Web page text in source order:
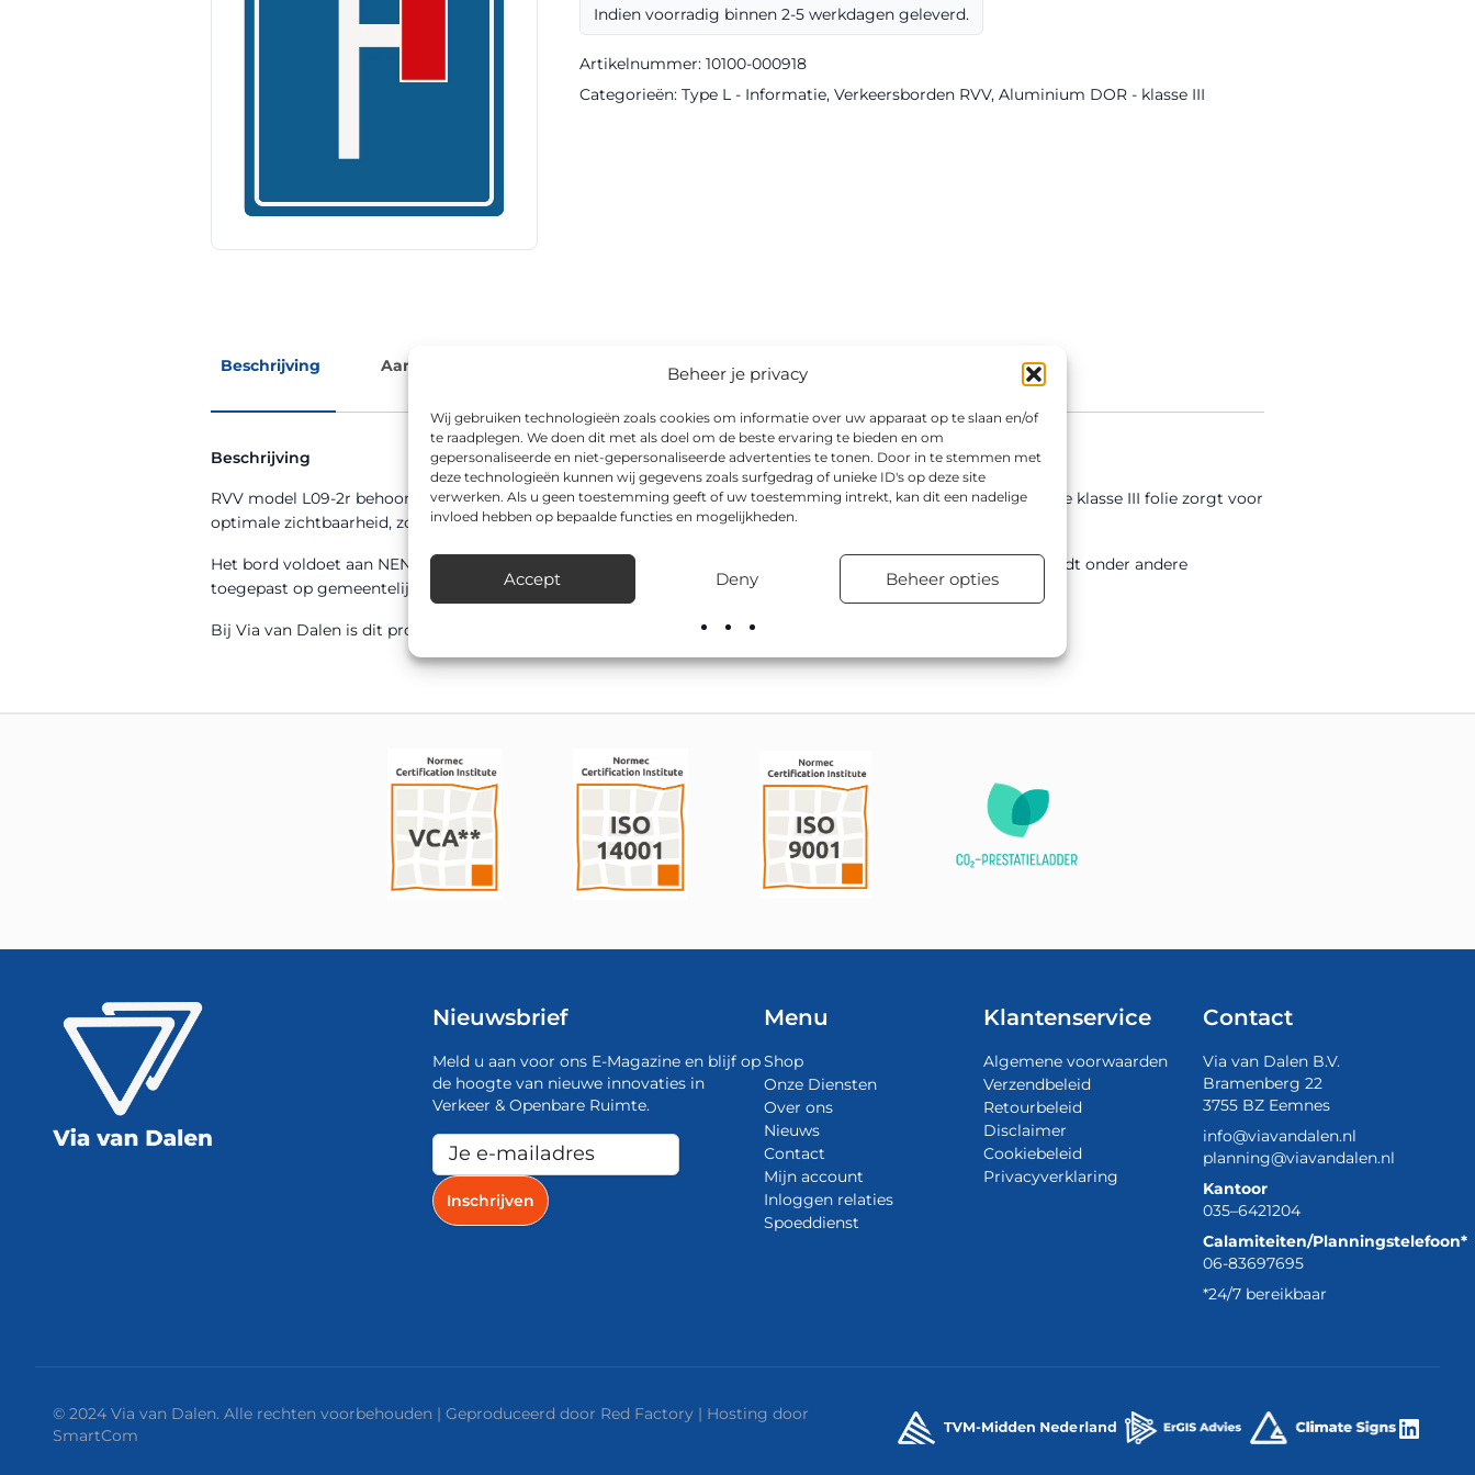
Beheer je privacy
Wij gebruiken technologieën zoals cookies om informatie over uw apparaat op te slaan en/of
te raadplegen. We doen dit met als doel om de beste ervaring te bieden en om
gepersonaliseerde en niet-gepersonaliseerde advertenties te tonen. Door in te stemmen met
deze technologieën kunnen wij gegevens zoals surfgedrag of unieke ID's op deze site
verwerken. Als u geen toestemming geeft of uw toestemming intrekt, kan dit een nadelige
invloed hebben op bepaalde functies en mogelijkheden.
Accept Deny Beheer opties
klasse
DOR
aantal
Indien voorradig binnen 2-5 werkdagen geleverd.
Artikelnummer: 10100-000918
Categorieën: Type L - Informatie, Verkeersborden RVV, Aluminium DOR - klasse III
Beschrijving Aanvullende informatie
Beschrijving
RVV model L09-2r behoort tot de RVV-borden van Via van Dalen en is als informatiebord uitgevoerd in DOR. De klasse III folie zorgt voor
optimale zichtbaarheid, zowel overdag als ’s nachts.
Het bord voldoet aan NEN 12899-1 en is CE-gecertificeerd, en is leverbaar in o.a. 400x600mm. Dit type bord wordt onder andere
toegepast op gemeentelijke wegen, bedrijventerreinen, in woonwijken en bij tijdelijke verkeersmaatregelen.
Bij Via van Dalen is dit product snel leverbaar; onze montageploegen kunnen het ook vakkundig plaatsen.
Nieuwsbrief
Meld u aan voor ons E-Magazine en blijf op
de hoogte van nieuwe innovaties in
Verkeer & Openbare Ruimte.
Menu
Shop
Onze Diensten
Over ons
Nieuws
Contact
Mijn account
Inloggen relaties
Spoeddienst
Klantenservice
Algemene voorwaarden
Verzendbeleid
Retourbeleid
Disclaimer
Cookiebeleid
Privacyverklaring
Contact
Via van Dalen B.V.
Bramenberg 22
3755 BZ Eemnes
info@viavandalen.nl
planning@viavandalen.nl
Kantoor
035–6421204
Calamiteiten/Planningstelefoon*
06-83697695
*24/7 bereikbaar
© 2024 Via van Dalen. Alle rechten voorbehouden | Geproduceerd door Red Factory | Hosting door
SmartCom